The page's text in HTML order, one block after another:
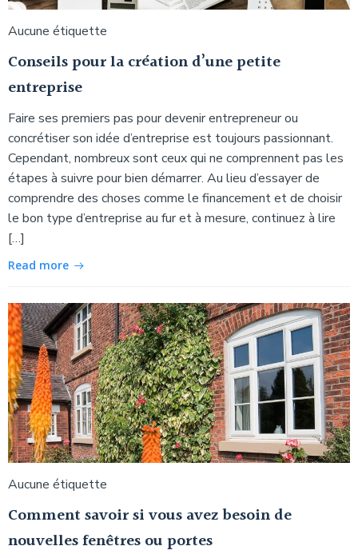
Aucune étiquette
Conseils pour la création d’une petite
entreprise
Faire ses premiers pas pour devenir entrepreneur ou
concrétiser son idée d’entreprise est toujours passionnant.
Cependant, nombreux sont ceux qui ne comprennent pas les
étapes à suivre pour bien démarrer. Au lieu d’essayer de
comprendre des choses comme le financement et de choisir
le bon type d’entreprise au fur et à mesure, continuez à lire
[…]
Read more
Aucune étiquette
Comment savoir si vous avez besoin de
nouvelles fenêtres ou portes